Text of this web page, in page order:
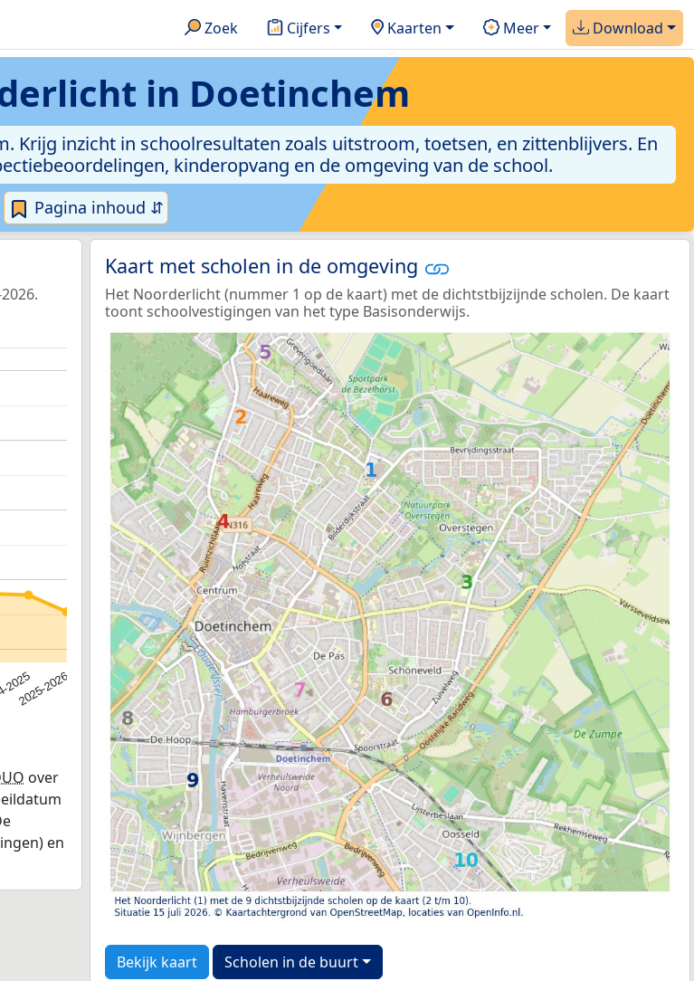
Zoek Cijfers Kaarten Meer Download
in Doetinchem
Krijg inzicht in schoolresultaten zoals uitstroom, toetsen, en zittenblijvers. En
kinderopvang en de omgeving van de school.
Pagina inhoud ⇵
2025-2026
over
en
Kaart met scholen in de omgeving
Het Noorderlicht (nummer 1 op de kaart) met de dichtstbijzijnde scholen. De kaart
toont schoolvestigingen van het type Basisonderwijs.
Bekijk kaart Scholen in de buurt